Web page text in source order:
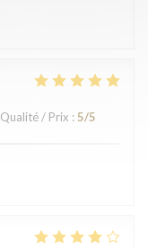
Qualité / Prix : 5/5